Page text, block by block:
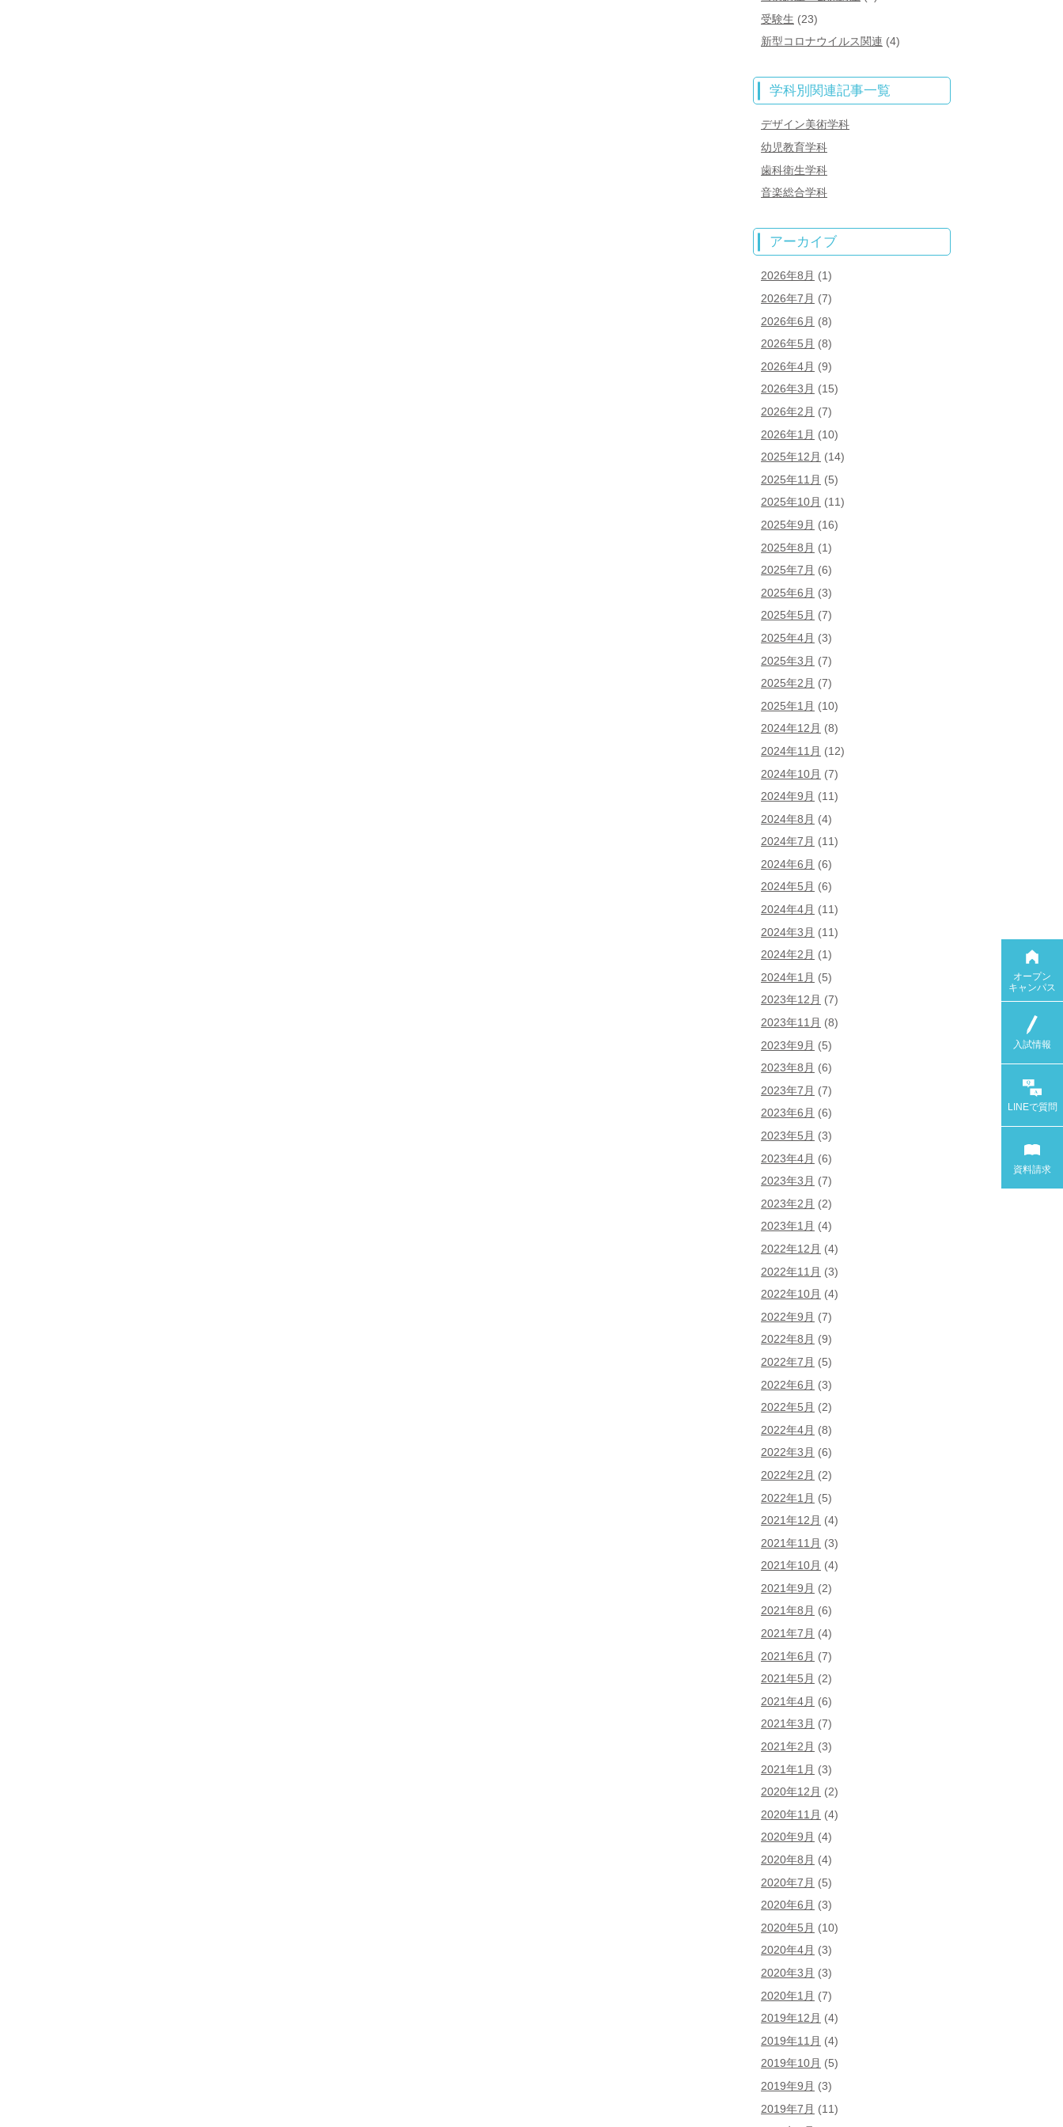
受験生 (23)
新型コロナウイルス関連 (4)
学科別関連記事一覧
デザイン美術学科
幼児教育学科
歯科衛生学科
音楽総合学科
アーカイブ
2026年8月 (1)
2026年7月 (7)
2026年6月 (8)
2026年5月 (8)
2026年4月 (9)
2026年3月 (15)
2026年2月 (7)
2026年1月 (10)
2025年12月 (14)
2025年11月 (5)
2025年10月 (11)
2025年9月 (16)
2025年8月 (1)
2025年7月 (6)
2025年6月 (3)
2025年5月 (7)
2025年4月 (3)
2025年3月 (7)
2025年2月 (7)
2025年1月 (10)
2024年12月 (8)
2024年11月 (12)
2024年10月 (7)
2024年9月 (11)
2024年8月 (4)
2024年7月 (11)
2024年6月 (6)
2024年5月 (6)
2024年4月 (11)
2024年3月 (11)
2024年2月 (1)
2024年1月 (5)
2023年12月 (7)
2023年11月 (8)
2023年9月 (5)
2023年8月 (6)
2023年7月 (7)
2023年6月 (6)
2023年5月 (3)
2023年4月 (6)
2023年3月 (7)
2023年2月 (2)
2023年1月 (4)
2022年12月 (4)
2022年11月 (3)
2022年10月 (4)
2022年9月 (7)
2022年8月 (9)
2022年7月 (5)
2022年6月 (3)
2022年5月 (2)
2022年4月 (8)
2022年3月 (6)
2022年2月 (2)
2022年1月 (5)
2021年12月 (4)
2021年11月 (3)
2021年10月 (4)
2021年9月 (2)
2021年8月 (6)
2021年7月 (4)
2021年6月 (7)
2021年5月 (2)
2021年4月 (6)
2021年3月 (7)
2021年2月 (3)
2021年1月 (3)
2020年12月 (2)
2020年11月 (4)
2020年9月 (4)
2020年8月 (4)
2020年7月 (5)
2020年6月 (3)
2020年5月 (10)
2020年4月 (3)
2020年3月 (3)
2020年1月 (7)
2019年12月 (4)
2019年11月 (4)
2019年10月 (5)
2019年9月 (3)
2019年7月 (11)
オープン
キャンパス
入試情報
LINEで質問
資料請求